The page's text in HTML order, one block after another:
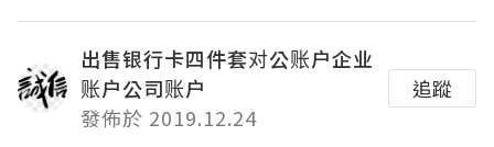
出售银行卡四件套对公账户企业
账户公司账户
發佈於 2019.12.24
追蹤